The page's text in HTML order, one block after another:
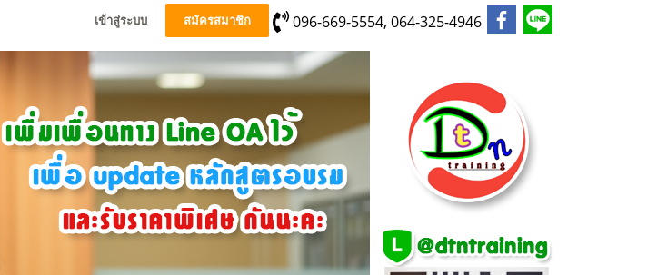
เข้าสู่ระบบ สมัครสมาชิก 096-669-5554, 064-325-4946